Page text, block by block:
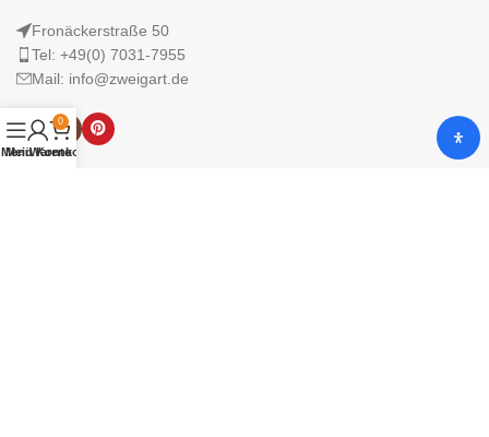
Fronäckerstraße 50
Tel: +49(0) 7031-7955
Mail: info@zweigart.de
Menü
Mein Konto
0
Warenkorb